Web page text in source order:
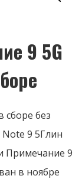
9 5G
сборе без
9 5Глин
Примечание 9
в ноябре